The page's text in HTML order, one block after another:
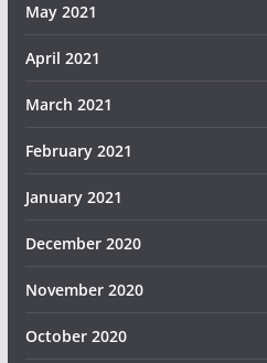
May 2021
April 2021
March 2021
February 2021
January 2021
December 2020
November 2020
October 2020